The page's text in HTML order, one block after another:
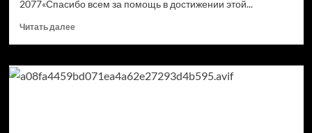
2077«Спасибо всем за помощь в достижении этой...
Читать далееПрочитать
Продажи
Cyberpunk